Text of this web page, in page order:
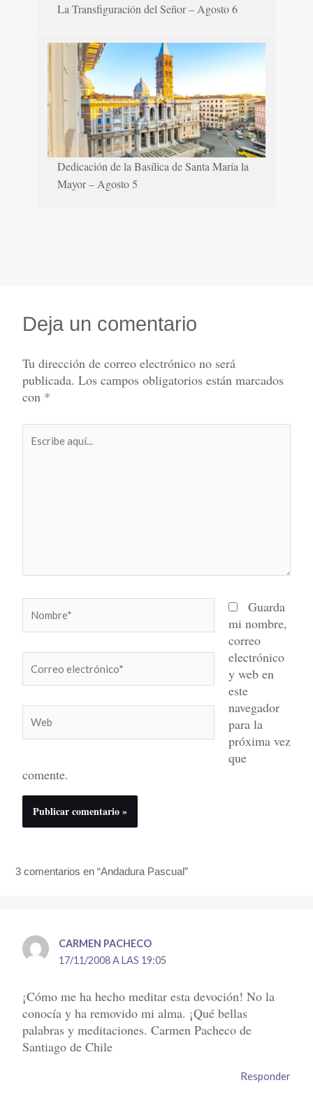
La Transfiguración del Señor – Agosto 6
Dedicación de la Basílica de Santa María la
Mayor – Agosto 5
Deja un comentario
Tu dirección de correo electrónico no será
publicada. Los campos obligatorios están marcados
con *
aquí...
electrónico*
Guarda
mi nombre,
correo
electrónico
y web en
este
navegador
para la
próxima vez
que
comente.
3 comentarios en “Andadura Pascual”
CARMEN PACHECO
17/11/2008 A LAS 19:05
¡Cómo me ha hecho meditar esta devoción! No la
conocía y ha removido mi alma. ¡Qué bellas
palabras y meditaciones. Carmen Pacheco de
Santiago de Chile
Responder